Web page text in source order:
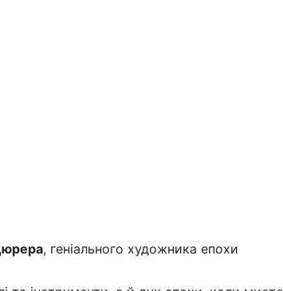
, геніального художника епохи